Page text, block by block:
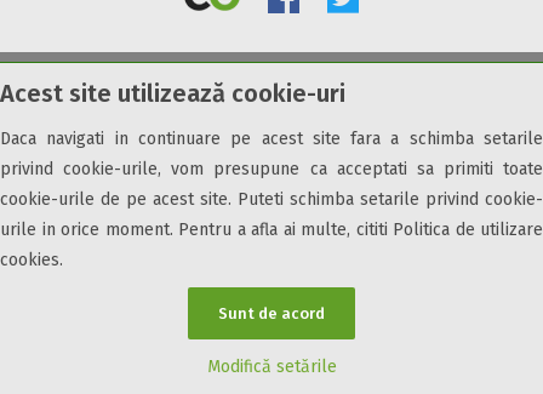
Acest site utilizează cookie-uri
Daca navigati in continuare pe acest site fara a schimba setarile
privind cookie-urile, vom presupune ca acceptati sa primiti toate
cookie-urile de pe acest site. Puteti schimba setarile privind cookie-
urile in orice moment. Pentru a afla ai multe, cititi Politica de utilizare
cookies.
Sunt de acord
Modifică setările
All inclusive
Pensiune completa
Demipensiune
Mic dejun
Accepta animale
Accepta voucher vacanta
Acces persoane cu dizabilități
© 2026 Cazare7. Toate drepturile rezervate.
Obiective turistice Informații utile Parteneri Cazare7 Harta Cazare7